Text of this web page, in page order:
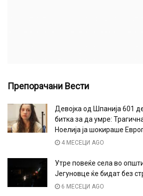
Препорачани Вести
Девојка од Шпанија 601
битка за да умре:
Ноелија ја шокираше
4 МЕСЕЦИ AGO
Утре повеќе села во
Јегуновце ќе бидат без
6 МЕСЕЦИ AGO